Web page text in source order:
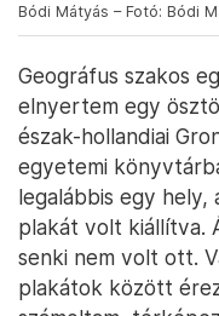
Bódi Mátyás – Fotó: Bódi
Geográfus szakos
elnyertem egy
észak-hollandiai
egyetemi
legalábbis egy hely,
plakát volt kiállítva.
senki nem volt ott.
plakátok között